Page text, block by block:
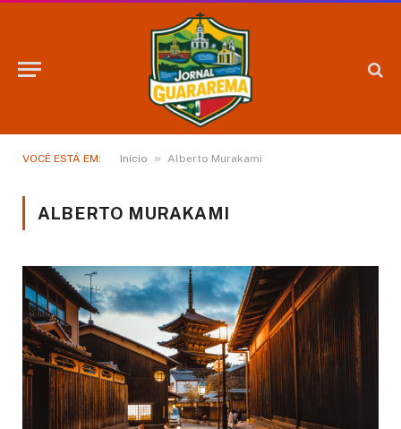
VOCÊ ESTÁ EM: Início » Alberto Murakami
ALBERTO MURAKAMI